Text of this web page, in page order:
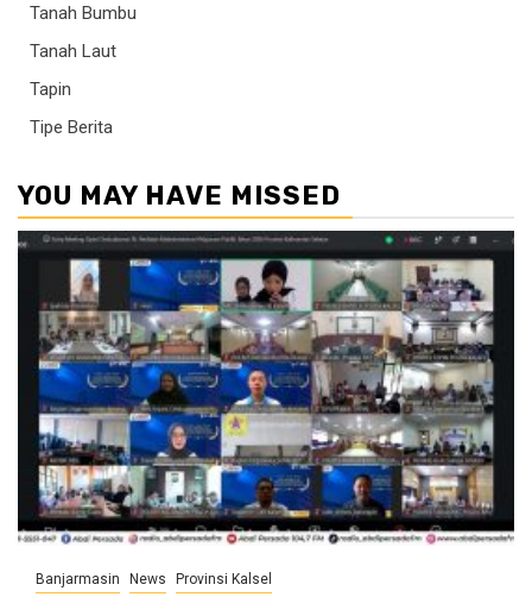
Tanah Bumbu
Tanah Laut
Tapin
Tipe Berita
YOU MAY HAVE MISSED
Banjarmasin News Provinsi Kalsel